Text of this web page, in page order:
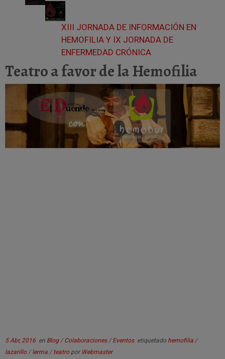
XIII JORNADA DE INFORMACIÓN EN
HEMOFILIA Y IX JORNADA DE
ENFERMEDAD CRÓNICA
Teatro a favor de la Hemofilia
5 Abr, 2016 en Blog/Colaboraciones/Eventos etiquetado hemofilia /
lazarillo /lerma /teatro por Webmaster